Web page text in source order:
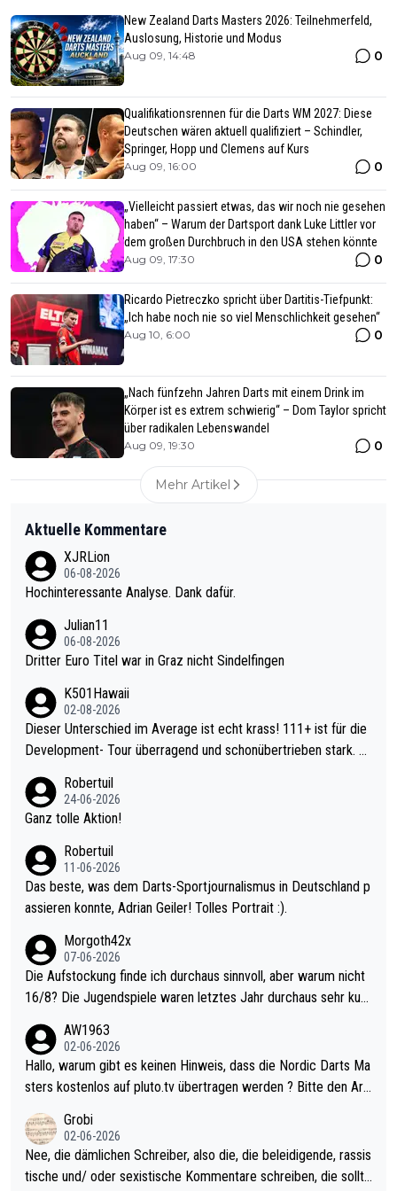
New Zealand Darts Masters 2026: Teilnehmerfeld,
Auslosung, Historie und Modus
Aug 09, 14:48 0
Qualifikationsrennen für die Darts WM 2027: Diese
Deutschen wären aktuell qualifiziert – Schindler,
Springer, Hopp und Clemens auf Kurs
Aug 09, 16:00 0
„Vielleicht passiert etwas, das wir noch nie gesehen
haben“ – Warum der Dartsport dank Luke Littler vor
dem großen Durchbruch in den USA stehen könnte
Aug 09, 17:30 0
Ricardo Pietreczko spricht über Dartitis-Tiefpunkt:
„Ich habe noch nie so viel Menschlichkeit gesehen“
Aug 10, 6:00 0
„Nach fünfzehn Jahren Darts mit einem Drink im
Körper ist es extrem schwierig“ – Dom Taylor spricht
über radikalen Lebenswandel
Aug 09, 19:30 0
Mehr Artikel
Aktuelle Kommentare
XJRLion
06-08-2026
Hochinteressante Analyse. Dank dafür.
Julian11
06-08-2026
Dritter Euro Titel war in Graz nicht Sindelfingen
K501Hawaii
02-08-2026
Dieser Unterschied im Average ist echt krass! 111+ ist für die
Development- Tour überragend und schonübertrieben stark. U
mal 40+ erst recht. Da gewinnst keinen Blumentopf - ist ja noc
h krasser wie ein Pokalspiel eines Kreisligisten vs einem Bund
Robertuil
24-06-2026
Ganz tolle Aktion!
Robertuil
11-06-2026
Das beste, was dem Darts-Sportjournalismus in Deutschland p
assieren konnte, Adrian Geiler! Tolles Portrait :).
Morgoth42x
07-06-2026
Die Aufstockung finde ich durchaus sinnvoll, aber warum nicht
16/8? Die Jugendspiele waren letztes Jahr durchaus sehr kurz
Allerdings ist Mitchell Lawrie als Nummer 1 der Welt eh qualifi
ziert. Somit ändert die automatische Qualifikation des Weltmei
sters erstmal nichts. Ich denke sie wollen damit für nächstes J
ohl wenig WDF Turniere spielen. Dies war bei Archie Self letzt
es Jahr der Fall. Er musste als amtierender Weltmeister durch
den Qualifier und ich glaube kaum, dass Mitchel sich das (in Ve
AW1963
02-06-2026
Hallo, warum gibt es keinen Hinweis, dass die Nordic Darts Ma
sters kostenlos auf pluto.tv übertragen werden ? Bitte den Arti
Grobi
02-06-2026
Nee, die dämlichen Schreiber, also die, die beleidigende, rassis
tische und/ oder sexistische Kommentare schreiben, die sollte